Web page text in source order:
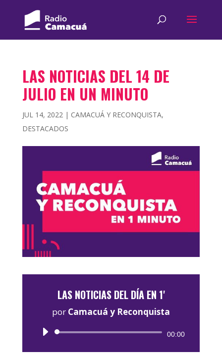
LAS NOTICIAS DEL 14 DE
JULIO EN UN MINUTO
JUL 14, 2022| CAMACUÁ Y RECONQUISTA,
DESTACADOS
LAS NOTICIAS DEL DÍA EN 1'
por Camacuá y Reconquista
Reproductor
00:00